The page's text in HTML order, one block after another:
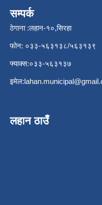
सम्पर्क
ठेगाना :लहान-१०,सिरहा
फोन: ०३३-५६३१३८/५६३१३९
फ्याक्स:०३३-५६३१३७
इमेल:
लहान ठाउँ